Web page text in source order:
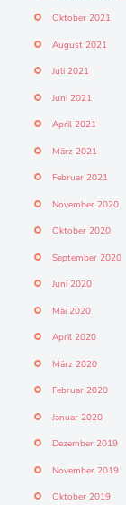
Oktober 2021
August 2021
Juli 2021
Juni 2021
April 2021
März 2021
Februar 2021
November 2020
Oktober 2020
September 2020
Juni 2020
Mai 2020
April 2020
März 2020
Februar 2020
Januar 2020
Dezember 2019
November 2019
Oktober 2019